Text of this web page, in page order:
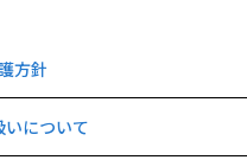
方針
について